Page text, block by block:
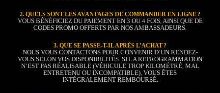
2. QUELS SONT LES AVANTAGES DE COMMANDER EN LIGNE ?
VOUS BÉNÉFICIEZ DU PAIEMENT EN 3 OU 4 FOIS, AINSI QUE DE
CODES PROMO OFFERTS PAR NOS AMBASSADEURS.
3. QUE SE PASSE-T-IL APRÈS L’ACHAT ?
NOUS VOUS CONTACTONS POUR CONVENIR D’UN RENDEZ-
VOUS SELON VOS DISPONIBILITÉS. SI LA REPROGRAMMATION
N’EST PAS RÉALISABLE (VÉHICULE TROP KILOMÉTRÉ, MAL
ENTRETENU OU INCOMPATIBLE), VOUS ÊTES
INTÉGRALEMENT REMBOURSÉ.